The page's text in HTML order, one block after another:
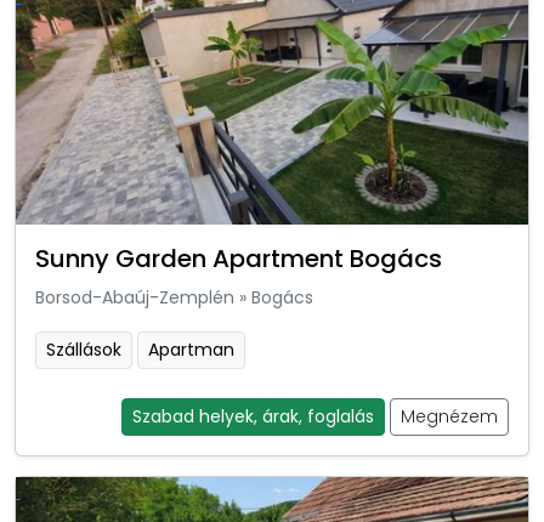
Sunny Garden Apartment Bogács
Borsod-Abaúj-Zemplén » Bogács
Szállások Apartman
Szabad helyek, árak, foglalás Megnézem